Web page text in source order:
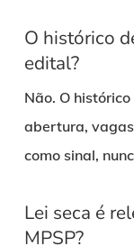
O histórico
edital?
Não. O
abertura,
como sinal,
Lei seca é
MPSP?